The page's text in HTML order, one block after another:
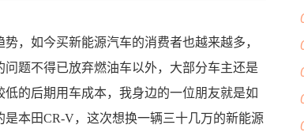
，如今买新能源汽车的消费者也越来越多，
题不得已放弃燃油车以外，大部分车主还是
的后期用车成本，我身边的一位朋友就是如
本田CR-V，这次想换一辆三十几万的新能源